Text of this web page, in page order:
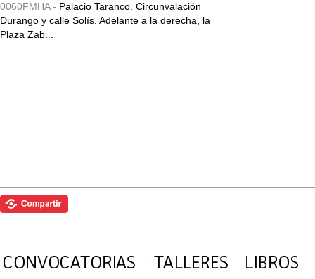
0060FMHA - Palacio Taranco. Circunvalación
Durango y calle Solís. Adelante a la derecha, la
Plaza Zab...